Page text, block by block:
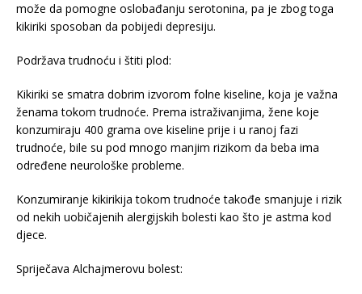
može da pomogne oslobađanju serotonina, pa je zbog toga
kikiriki sposoban da pobijedi depresiju.
Podržava trudnoću i štiti plod:
Kikiriki se smatra dobrim izvorom folne kiseline, koja je važna
ženama tokom trudnoće. Prema istraživanjima, žene koje
konzumiraju 400 grama ove kiseline prije i u ranoj fazi
trudnoće, bile su pod mnogo manjim rizikom da beba ima
određene neurološke probleme.
Konzumiranje kikirikija tokom trudnoće takođe smanjuje i rizik
od nekih uobičajenih alergijskih bolesti kao što je astma kod
djece.
Spriječava Alchajmerovu bolest: